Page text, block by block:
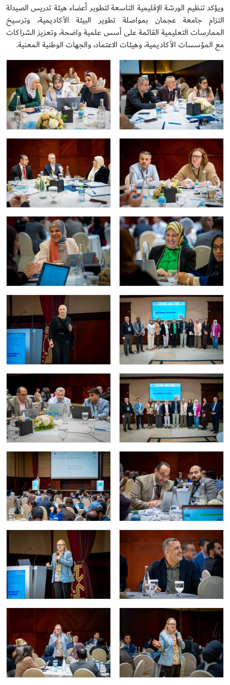
ويؤكد تنظيم الورشة الإقليمية التاسعة لتطوير أعضاء هيئة تدريس الصيدلة
التزام جامعة عجمان بمواصلة تطوير البيئة الأكاديمية، وترسيخ
الممارسات التعليمية القائمة على أسس علمية واضحة، وتعزيز الشراكات
مع المؤسسات الأكاديمية، وهيئات الاعتماد، والجهات الوطنية المعنية.